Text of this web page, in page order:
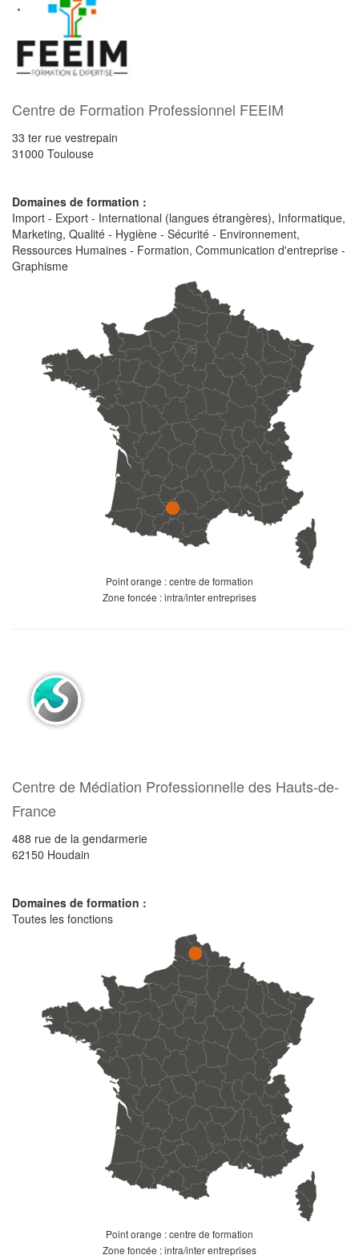
Centre de Formation Professionnel FEEIM
33 ter rue vestrepain
31000 Toulouse
Domaines de formation :
Import - Export - International (langues étrangères), Informatique,
Marketing, Qualité - Hygiène - Sécurité - Environnement,
Ressources Humaines - Formation, Communication d'entreprise -
Graphisme
Point orange : centre de formation
Zone foncée : intra/inter entreprises
Centre de Médiation Professionnelle des Hauts-de-
France
488 rue de la gendarmerie
62150 Houdain
Domaines de formation :
Toutes les fonctions
Point orange : centre de formation
Zone foncée : intra/inter entreprises